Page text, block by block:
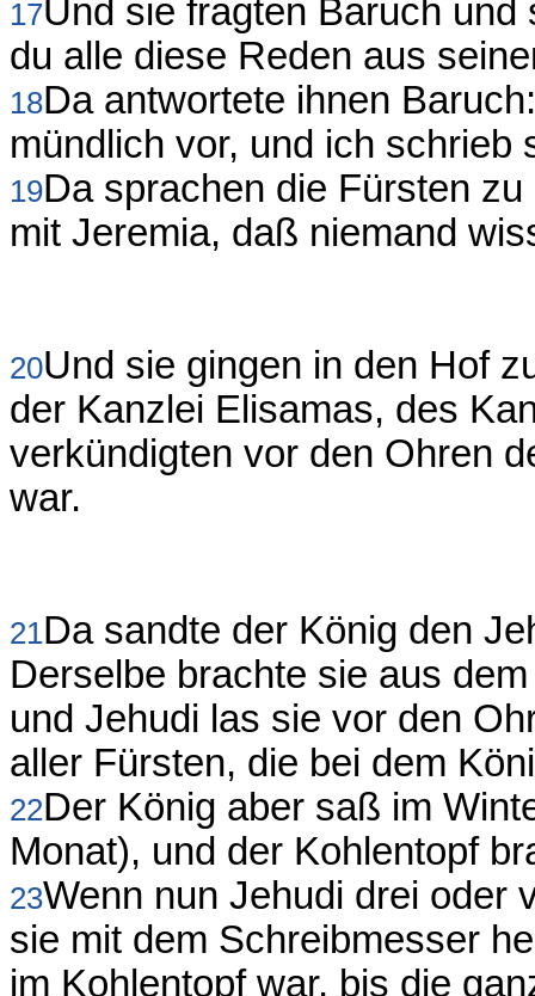
17Und sie fragten Baruch
du alle diese Reden aus
18Da antwortete ihnen
mündlich vor, und ich schrieb
19Da sprachen die Fürsten
mit Jeremia, daß niemand
20Und sie gingen in den Hof
der Kanzlei Elisamas, des
verkündigten vor den Ohren
war.
21Da sandte der König den
Derselbe brachte sie aus
und Jehudi las sie vor den
aller Fürsten, die bei dem
22Der König aber saß im
Monat), und der Kohlentopf
23Wenn nun Jehudi drei oder
sie mit dem Schreibmesser
im Kohlentopf war, bis die